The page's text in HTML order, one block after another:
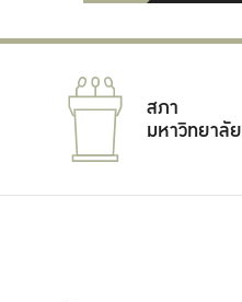
สภา
มหาวิทยาลัย